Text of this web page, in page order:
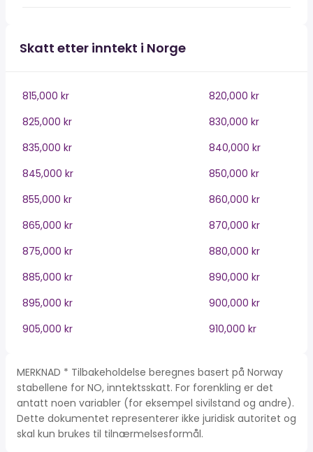
Skatt etter inntekt i Norge
815,000 kr
820,000 kr
825,000 kr
830,000 kr
835,000 kr
840,000 kr
845,000 kr
850,000 kr
855,000 kr
860,000 kr
865,000 kr
870,000 kr
875,000 kr
880,000 kr
885,000 kr
890,000 kr
895,000 kr
900,000 kr
905,000 kr
910,000 kr
MERKNAD * Tilbakeholdelse beregnes basert på Norway
stabellene for NO, inntektsskatt. For forenkling er det
antatt noen variabler (for eksempel sivilstand og andre).
Dette dokumentet representerer ikke juridisk autoritet og
skal kun brukes til tilnærmelsesformål.